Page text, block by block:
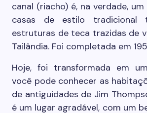
canal (riacho) é, na verdade,
casas de estilo tradicional
estruturas de teca trazidas de
Tailândia. Foi completada em
Hoje, foi transformada em
você pode conhecer as
de antiguidades de Jim
é um lugar agradável, com um